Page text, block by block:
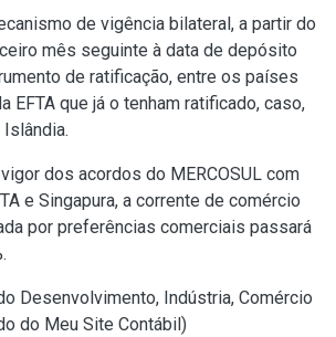
de vigência bilateral, a partir do
mês seguinte à data de depósito
de ratificação, entre os países
EFTA que já o tenham ratificado, caso,
dos acordos do MERCOSUL com
e Singapura, a corrente de comércio
por preferências comerciais passará
Desenvolvimento, Indústria, Comércio
do Meu Site Contábil)